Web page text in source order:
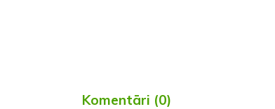
Komentāri (0)